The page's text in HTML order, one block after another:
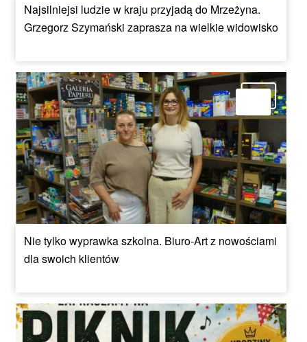
Najsilniejsi ludzie w kraju przyjadą do Mrzeżyna.
Grzegorz Szymański zaprasza na wielkie widowisko
Nie tylko wyprawka szkolna. Biuro-Art z nowościami
dla swoich klientów